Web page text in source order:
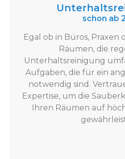
schon ab
Egal ob in Büros,
Räumen, die
Unterhaltsreinigung
Aufgaben, die für ein
notwendig sind.
Expertise, um die
Ihren Räumen auf